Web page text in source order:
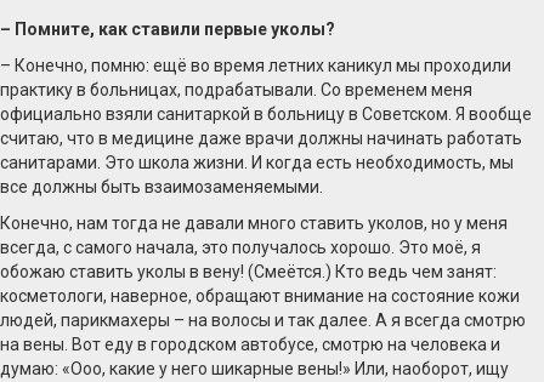
– Помните, как ставили первые уколы?
– Конечно, помню: ещё во время летних каникул мы проходили
практику в больницах, подрабатывали. Со временем меня
официально взяли санитаркой в больницу в Советском. Я вообще
считаю, что в медицине даже врачи должны начинать работать
санитарами. Это школа жизни. И когда есть необходимость, мы
все должны быть взаимозаменяемыми.
Конечно, нам тогда не давали много ставить уколов, но у меня
всегда, с самого начала, это получалось хорошо. Это моё, я
обожаю ставить уколы в вену! (Смеётся.) Кто ведь чем занят:
косметологи, наверное, обращают внимание на состояние кожи
людей, парикмахеры – на волосы и так далее. А я всегда смотрю
на вены. Вот еду в городском автобусе, смотрю на человека и
думаю: «Ооо, какие у него шикарные вены!» Или, наоборот, ищу